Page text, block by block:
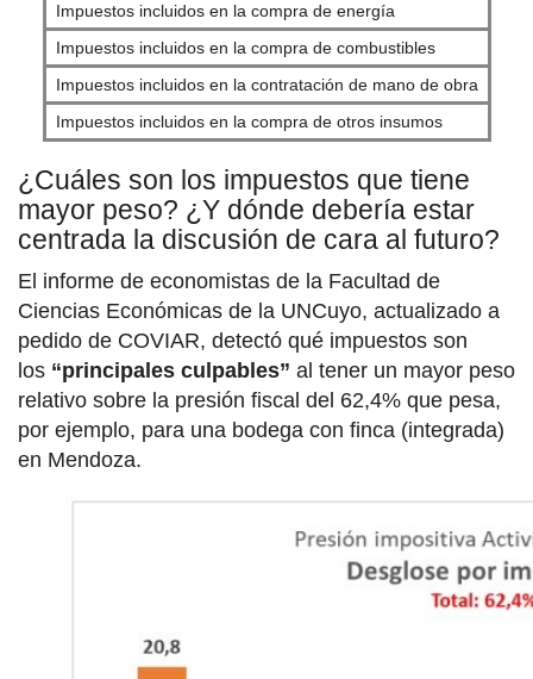
Impuestos incluidos en la compra de energía
Impuestos incluidos en la compra de combustibles
Impuestos incluidos en la contratación de mano de obra
Impuestos incluidos en la compra de otros insumos
¿Cuáles son los impuestos que tiene
mayor peso? ¿Y dónde debería estar
centrada la discusión de cara al futuro?
El informe de economistas de la Facultad de
Ciencias Económicas de la UNCuyo, actualizado a
pedido de COVIAR, detectó qué impuestos son
los “principales culpables” al tener un mayor peso
relativo sobre la presión fiscal del 62,4% que pesa,
por ejemplo, para una bodega con finca (integrada)
en Mendoza.